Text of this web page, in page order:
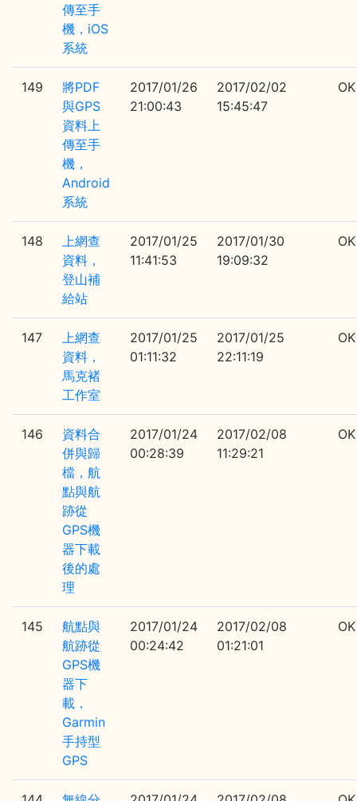
傳至手
機，iOS
系統
149
將PDF
與GPS
資料上
傳至手
機，
Android
系統
2017/01/26
21:00:43
2017/02/02
15:45:47
OK
148
上網查
資料，
登山補
給站
2017/01/25
11:41:53
2017/01/30
19:09:32
OK
147
上網查
資料，
馬克褚
工作室
2017/01/25
01:11:32
2017/01/25
22:11:19
OK
146
資料合
併與歸
檔，航
點與航
跡從
GPS機
器下載
後的處
理
2017/01/24
00:28:39
2017/02/08
11:29:21
OK
145
航點與
航跡從
GPS機
器下
載，
Garmin
手持型
GPS
2017/01/24
00:24:42
2017/02/08
01:21:01
OK